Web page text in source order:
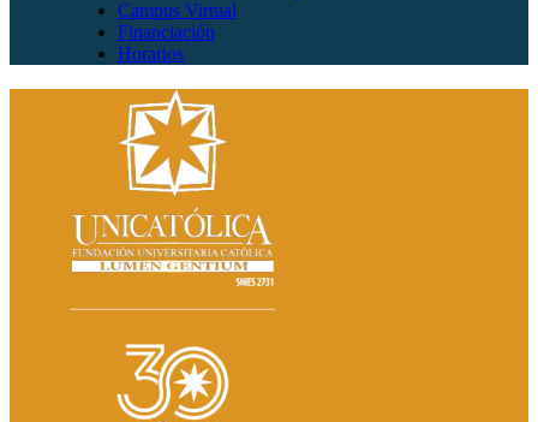
Campus Virtual
Financiación
Horarios